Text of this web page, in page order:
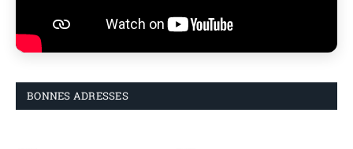
BONNES ADRESSES